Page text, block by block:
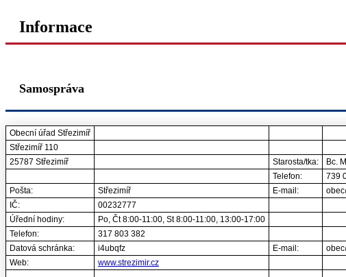
Informace
Samospráva
Obecní úřad Střezimíř
Střezimíř 110
25787 Střezimíř
Starosta/tka:
Bc.
Telefon:
739
Pošta:
Střezimíř E-mail:
IČ:
00232777
Úřední hodiny:
Po, Čt 8:00-11:00, St 8:00-11:00, 13:00-17:00
Telefon:
317 803 382
Datová schránka:
i4ubqfz E-mail:
Web:
www.strezimir.cz